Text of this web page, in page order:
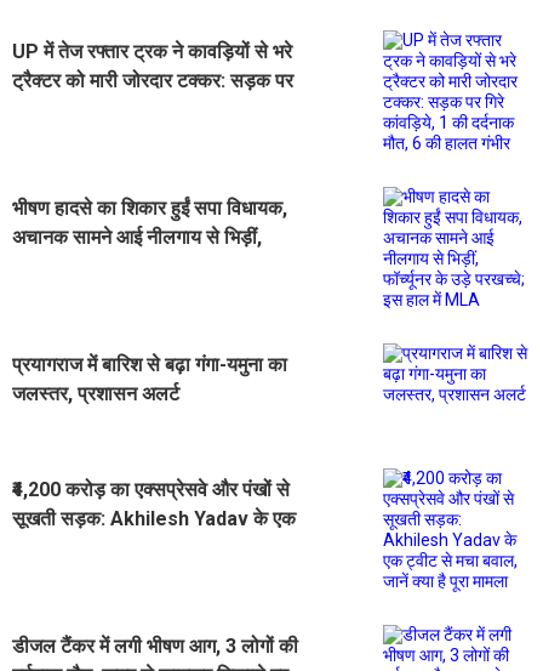
UP में तेज रफ्तार ट्रक ने कावड़ियों से भरे
ट्रैक्टर को मारी जोरदार टक्कर: सड़क पर
भीषण हादसे का शिकार हुईं सपा विधायक,
अचानक सामने आई नीलगाय से भिड़ीं,
प्रयागराज में बारिश से बढ़ा गंगा-यमुना का
जलस्तर, प्रशासन अलर्ट
₹4,200 करोड़ का एक्सप्रेसवे और पंखों से
सूखती सड़क: Akhilesh Yadav के एक
डीजल टैंकर में लगी भीषण आग, 3 लोगों की